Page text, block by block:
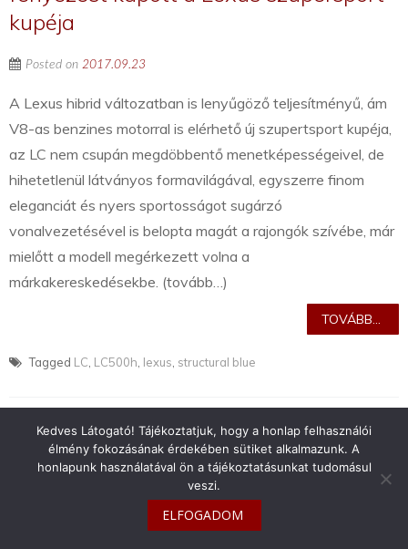
kupéja
Posted on 2017.09.23
A Lexus hibrid változatban is lenyűgöző teljesítményű, ám
V8-as benzines motorral is elérhető új szupertsport kupéja,
az LC nem csupán megdöbbentő menetképességeivel, de
hihetetlenül látványos formavilágával, egyszerre finom
eleganciát és nyers sportosságot sugárzó
vonalvezetésével is belopta magát a rajongók szívébe, már
mielőtt a modell megérkezett volna a
márkakereskedésekbe. (tovább…)
TOVÁBB...
Tagged LC LC500h lexus structural blue
info@toyotaclub.hu
Copyright © 2026Toyota Klub Magyarország
Kedves Látogató! Tájékoztatjuk, hogy a honlap felhasználói
élmény fokozásának érdekében sütiket alkalmazunk. A
honlapunk használatával ön a tájékoztatásunkat tudomásul
veszi.
ELFOGADOM